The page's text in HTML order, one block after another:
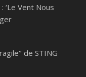
‘Le Vent Nous
de STING